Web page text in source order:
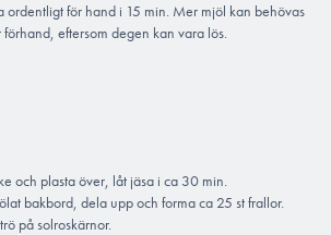
ordentligt för hand i 15 min. Mer mjöl kan behövas
eftersom degen kan vara lös.
och plasta över, låt jäsa i ca 30 min.
bakbord, dela upp och forma ca 25 st frallor.
på solroskärnor.